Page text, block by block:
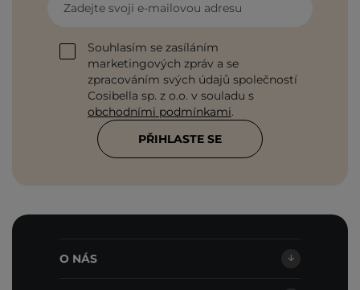
Zadejte svoji e-mailovou adresu
Souhlasím se zasíláním
marketingových zpráv a se
zpracováním svých údajů společností
Cosibella sp. z o.o. v souladu s
obchodními podmínkami.
PŘIHLASTE SE
O NÁS